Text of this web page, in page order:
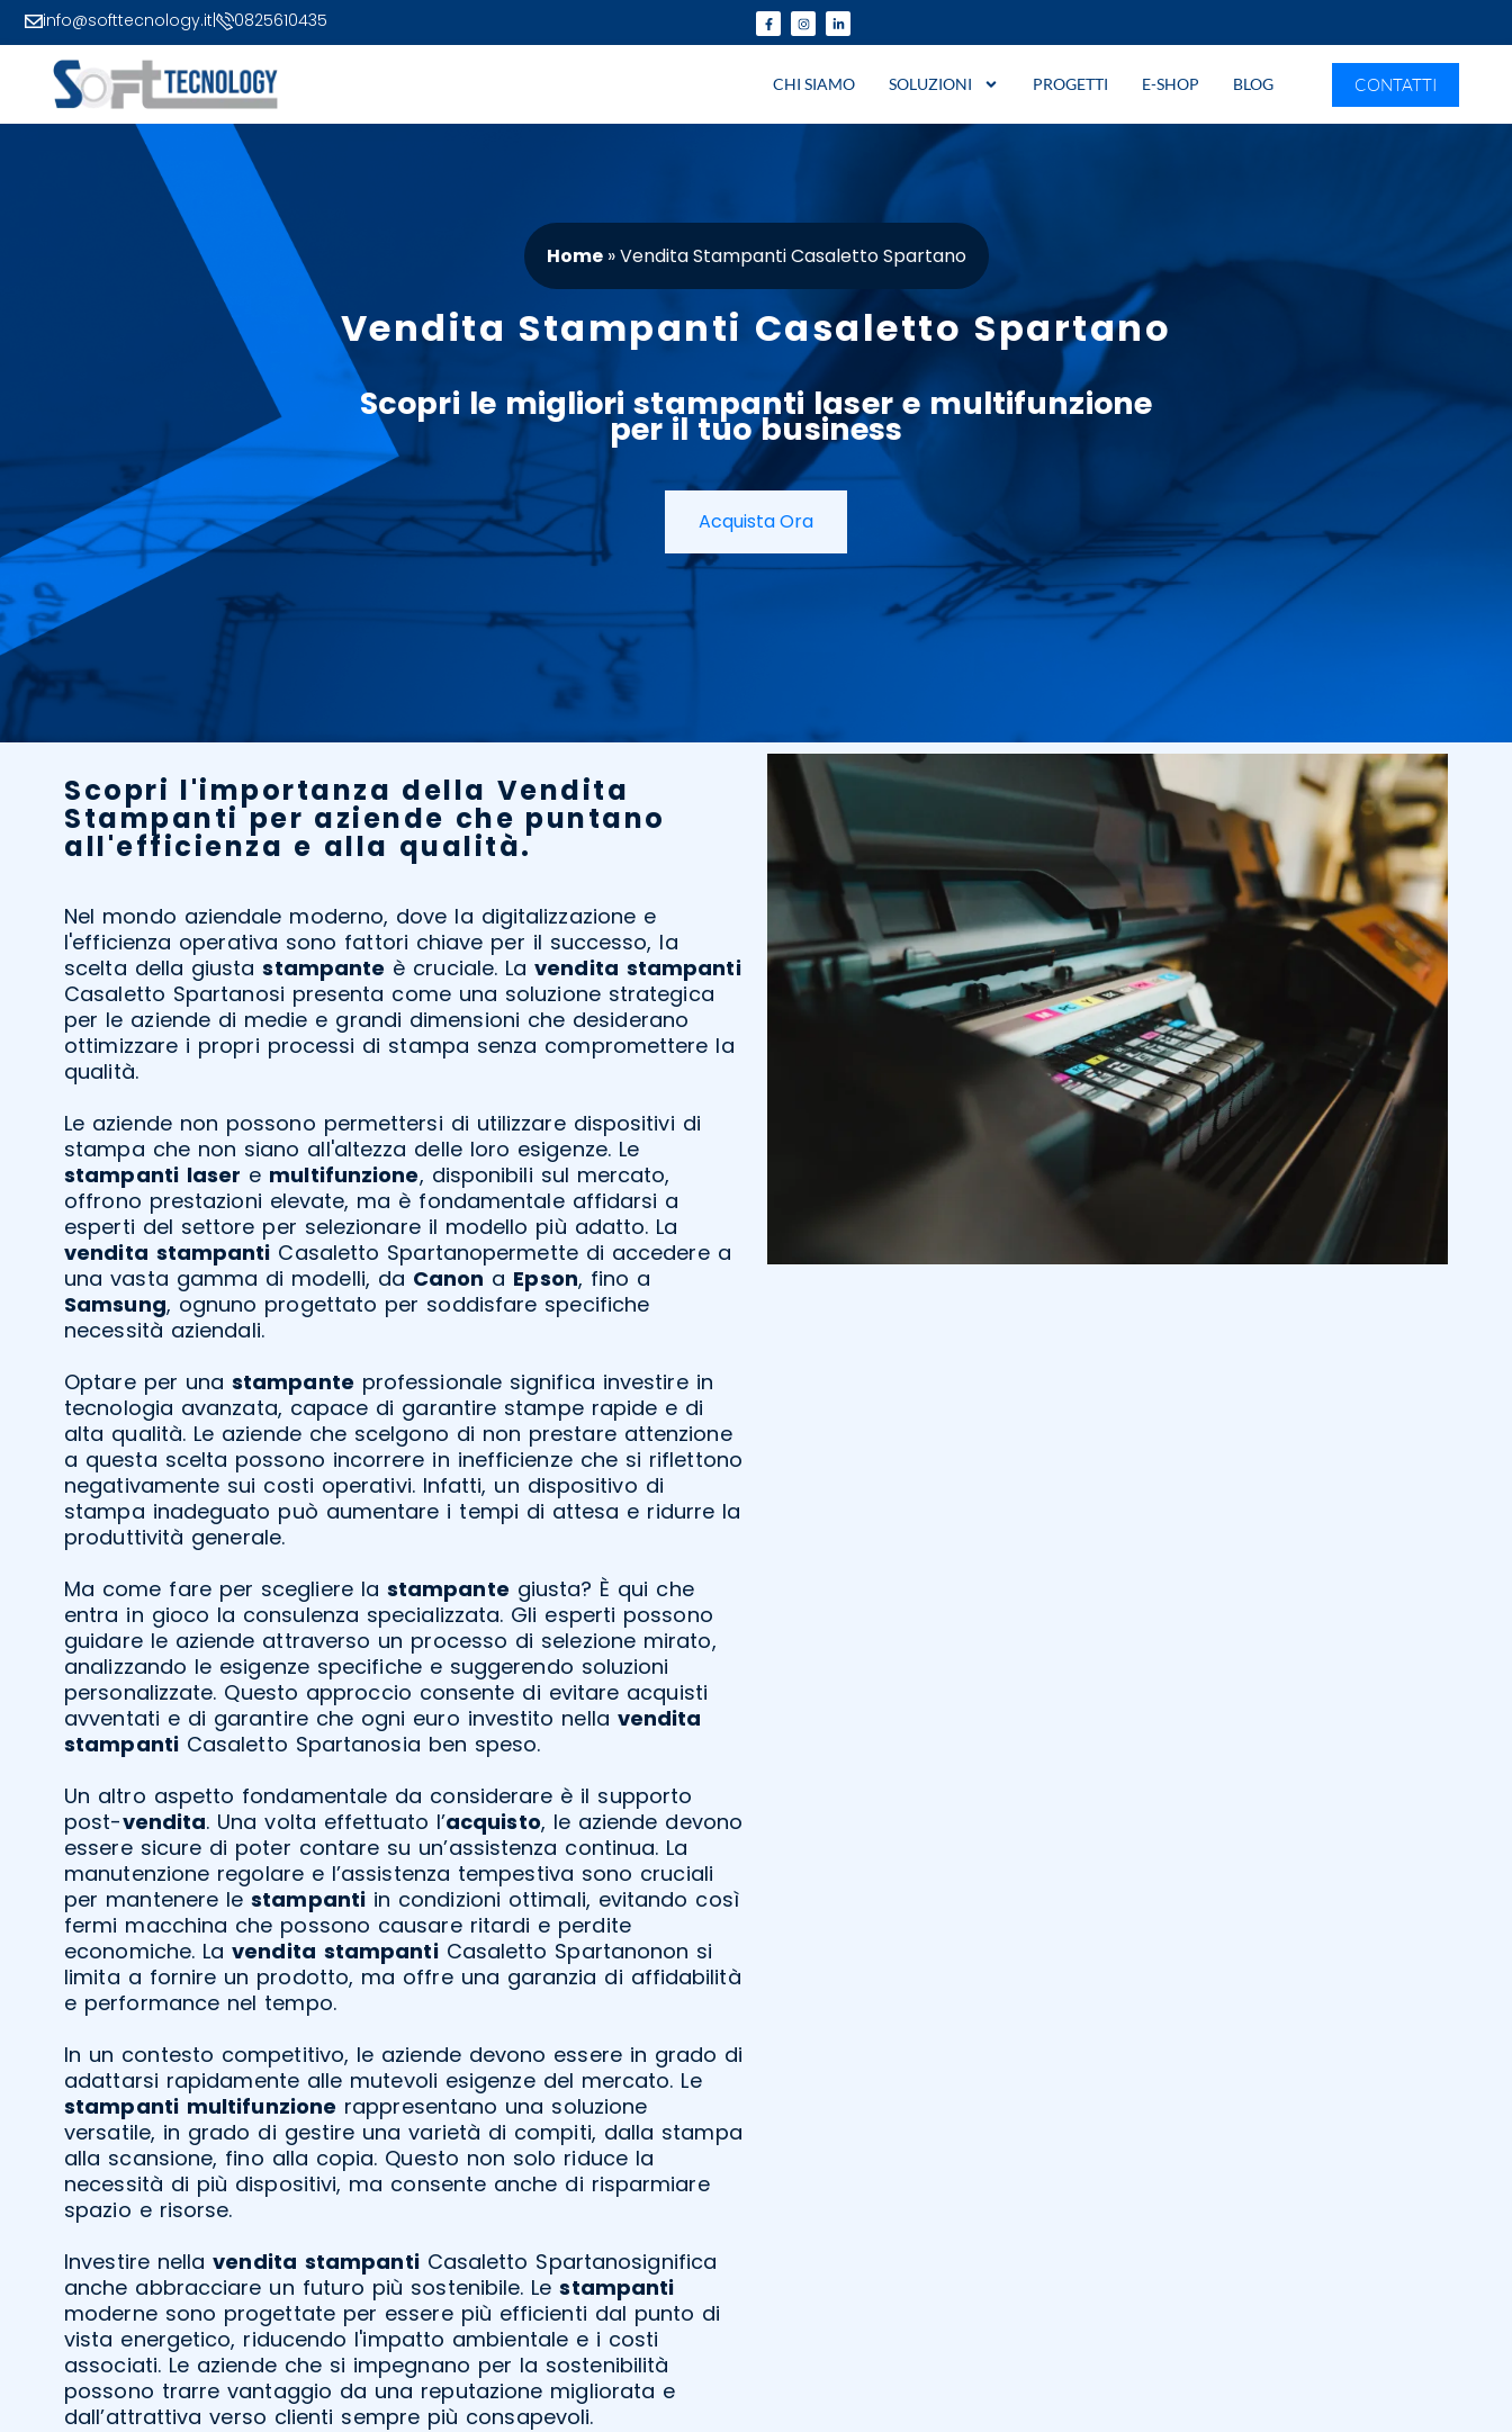
info@softtecnology.it 0825610435
CHI SIAMO SOLUZIONI PROGETTI E-SHOP BLOG CONTATTI
Home»Vendita Stampanti Casaletto Spartano
Vendita Stampanti Casaletto Spartano
Scopri le miglioristampanti lasere multifunzione
per il tuo business
Acquista Ora
Scopri l'importanza della Vendita
Stampanti per aziende che puntano
all'efficienza e alla qualità.
Nel mondo aziendale moderno, dove la digitalizzazione e
l'efficienza operativa sono fattori chiave per il successo, la
scelta della giustastampante è cruciale. Lavendita stampanti
Casaletto Spartanosi presenta come una soluzione strategica
per le aziende di medie e grandi dimensioni che desiderano
ottimizzare i propri processi di stampa senza compromettere la
qualità.
Le aziende non possono permettersi di utilizzare dispositivi di
stampa che non siano all'altezza delle loro esigenze. Le
stampanti laser e multifunzione, disponibili sul mercato,
offrono prestazioni elevate, ma è fondamentale affidarsi a
esperti del settore per selezionare il modello più adatto. La
vendita stampanti Casaletto Spartanopermette di accedere a
una vasta gamma di modelli, da Canon a Epson, fino a
Samsung, ognuno progettato per soddisfare specifiche
necessità aziendali.
Optare per una stampante professionale significa investire in
tecnologia avanzata, capace di garantire stampe rapide e di
alta qualità. Le aziende che scelgono di non prestare attenzione
a questa scelta possono incorrere in inefficienze che si riflettono
negativamente sui costi operativi. Infatti, un dispositivo di
stampa inadeguato può aumentare i tempi di attesa e ridurre la
produttività generale.
Ma come fare per scegliere la stampante giusta? È qui che
entra in gioco la consulenza specializzata. Gli esperti possono
guidare le aziende attraverso un processo di selezione mirato,
analizzando le esigenze specifiche e suggerendo soluzioni
personalizzate. Questo approccio consente di evitare acquisti
avventati e di garantire che ogni euro investito nella vendita
stampantiCasaletto Spartanosia ben speso.
Un altro aspetto fondamentale da considerare è il supporto
post-vendita. Una volta effettuato l’acquisto, le aziende devono
essere sicure di poter contare su un’assistenza continua. La
manutenzione regolare e l’assistenza tempestiva sono cruciali
per mantenere lestampanti in condizioni ottimali, evitando così
fermi macchina che possono causare ritardi e perdite
economiche. Lavendita stampantiCasaletto Spartanonon si
limita a fornire un prodotto, ma offre una garanzia di affidabilità
e performance nel tempo.
In un contesto competitivo, le aziende devono essere in grado di
adattarsi rapidamente alle mutevoli esigenze del mercato. Le
stampanti multifunzione rappresentano una soluzione
versatile, in grado di gestire una varietà di compiti, dalla stampa
alla scansione, fino alla copia. Questo non solo riduce la
necessità di più dispositivi, ma consente anche di risparmiare
spazio e risorse.
Investire nellavendita stampantiCasaletto Spartanosignifica
anche abbracciare un futuro più sostenibile. Lestampanti
moderne sono progettate per essere più efficienti dal punto di
vista energetico, riducendo l'impatto ambientale e i costi
associati. Le aziende che si impegnano per la sostenibilità
possono trarre vantaggio da una reputazione migliorata e
dall’attrattiva verso clienti sempre più consapevoli.